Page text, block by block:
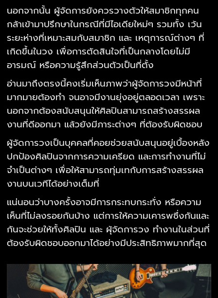
นอกจากนั้น ผู้จัดการยังควรวางตัวให้สมาชิกทุกคน
กล้าเข้ามาปรึกษาในกรณีที่มีไอเดียใหม่ๆ รวมทั้ง เว้น
ระยะห่างที่เหมาะสมกับสมาชิก และ เหตุการณ์ต่างๆ ที่
เกิดขึ้นในวง เพื่อการตัดสินใจที่เป็นกลางโดยไม่มี
อารมณ์ หรือความรู้สึกส่วนตัวเป็นที่ตั้ง
อ่านมาถึงตรงนี้คงเริ่มเห็นภาพว่าผู้จัดการวงมีหน้าที่
มากมายต้องทำ จนอาจมีงานยุ่งอยู่ตลอดเวลา เพราะ
นอกจากต้องสนับสนุนให้ศิลปินสามารถสร้างสรรผล
งานที่ดีออกมา แล้วยังมีภาระต่างๆ ที่ต้องรับผิดชอบ
ผู้จัดการวงเป็นบุคคลที่คอยช่วยสนับสนุนอยู่เบื้องหลัง
ปกป้องศิลปินจากการความเครียด และการทำงานที่ไม่
จำเป็นต่างๆ เพื่อให้สามารถทุ่มเทกับการสร้างสรรผล
งานบนเวทีได้อย่างเต็มที่
แน่นอนว่าบางครั้งอาจมีการกระทบกระทั่ง หรือความ
เห็นที่ไม่ลงรอยกันบ้าง แต่การให้ความเคารพซึ่งกันและ
กันจะช่วยให้ทั้งศิลปิน และ ผุ้จัดการวง ทำงานในส่วนที่
ต้องรับผิดชอบออกมาได้อย่างมีประสิทธิภาพมากที่สุด